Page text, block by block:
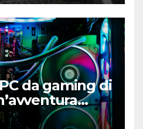
da gaming di